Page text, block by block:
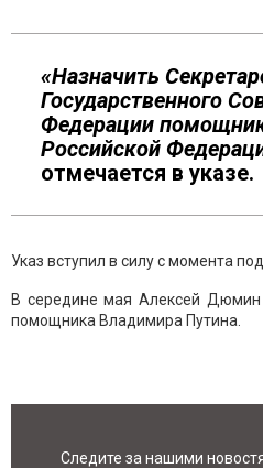
«Назначить
Государственного
Федерации
Российской
отмечается в указе.
Указ вступил в силу с момента
В середине мая Алексей
помощника Владимира Путина.
Следите за нашими